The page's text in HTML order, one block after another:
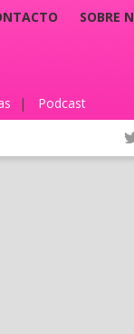
SOBRE
| Podcast